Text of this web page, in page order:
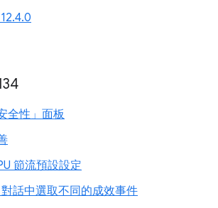
全性」面板
節流預設設定
話中選取不同的成效事件